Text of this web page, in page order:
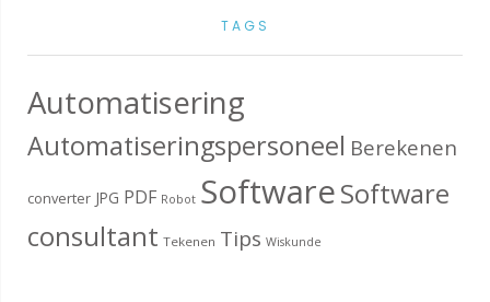
TAGS
Automatisering
Automatiseringspersoneel Berekenen
converter JPG PDF Robot SoftwareSoftware
consultant Tekenen Tips Wiskunde